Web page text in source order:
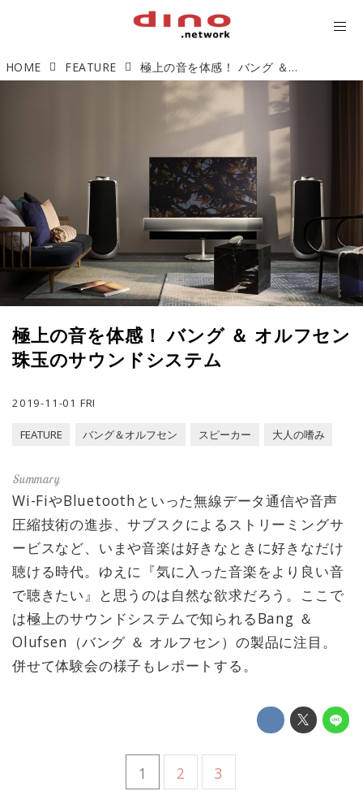
HOME FEATURE 極上の音を体感！ バング ＆ オルフセン 珠玉のサウンドシステム
極上の音を体感！ バング ＆ オルフセン
珠玉のサウンドシステム
2019-11-01 FRI
FEATURE バング＆オルフセン スピーカー 大人の嗜み
Wi-FiやBluetoothといった無線データ通信や音声
圧縮技術の進歩、サブスクによるストリーミングサ
ービスなど、いまや音楽は好きなときに好きなだけ
聴ける時代。ゆえに『気に入った音楽をより良い音
で聴きたい』と思うのは自然な欲求だろう。ここで
は極上のサウンドシステムで知られるBang ＆
Olufsen（バング ＆ オルフセン）の製品に注目。
併せて体験会の様子もレポートする。
1 2 3